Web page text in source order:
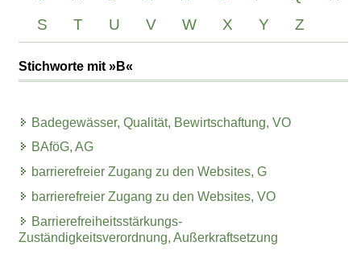
S
T U V W X Y Z
Stichworte mit »B«
Badegewässer, Qualität, Bewirtschaftung, VO
BAföG, AG
barrierefreier Zugang zu den Websites, G
barrierefreier Zugang zu den Websites, VO
Barrierefreiheitsstärkungs-
Zuständigkeitsverordnung, Außerkraftsetzung